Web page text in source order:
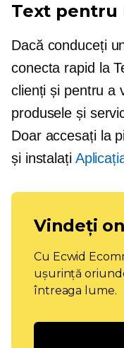
Text pentru
Dacă conduceți
conecta rapid la
clienți și pentru a
produsele și
Doar accesați la
și instalați
Vindeți
Cu Ecwid
ușurință
întreaga lume.